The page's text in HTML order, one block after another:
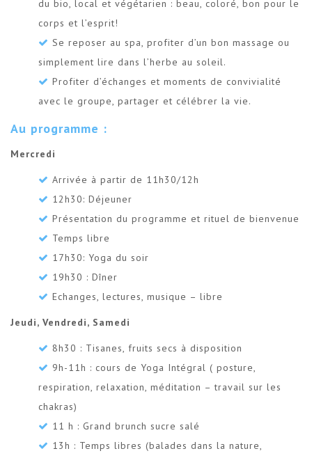
du bio, local et végétarien : beau, coloré, bon pour le
corps et l’esprit!
Se reposer au spa, profiter d’un bon massage ou
simplement lire dans l’herbe au soleil.
Profiter d’échanges et moments de convivialité
avec le groupe, partager et célébrer la vie.
Au programme :
Mercredi
Arrivée à partir de 11h30/12h
12h30: Déjeuner
Présentation du programme et rituel de bienvenue
Temps libre
17h30: Yoga du soir
19h30 : Dîner
Echanges, lectures, musique – libre
Jeudi, Vendredi, Samedi
8h30 : Tisanes, fruits secs à disposition
9h-11h : cours de Yoga Intégral ( posture,
respiration, relaxation, méditation – travail sur les
chakras)
11 h : Grand brunch sucre salé
13h : Temps libres (balades dans la nature,